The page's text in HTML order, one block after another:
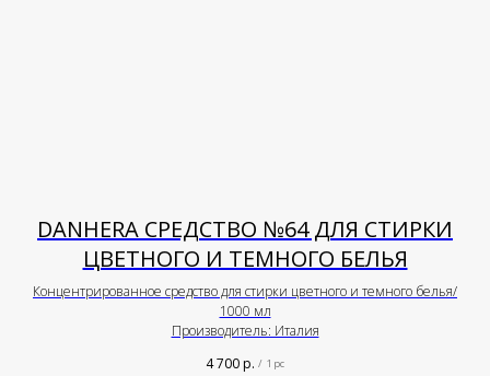
DANHERA СРЕДСТВО №64 ДЛЯ СТИРКИ
ЦВЕТНОГО И ТЕМНОГО БЕЛЬЯ
Концентрированное средство для стирки цветного и темного белья/
1000 мл
Производитель: Италия
4 700р. / 1 pc